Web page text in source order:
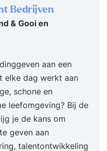
Bedrijven
& Gooi en
aan een
elke dag werkt aan
schone en
leefomgeving? Bij de
je de kans om
geven aan
talentontwikkeling